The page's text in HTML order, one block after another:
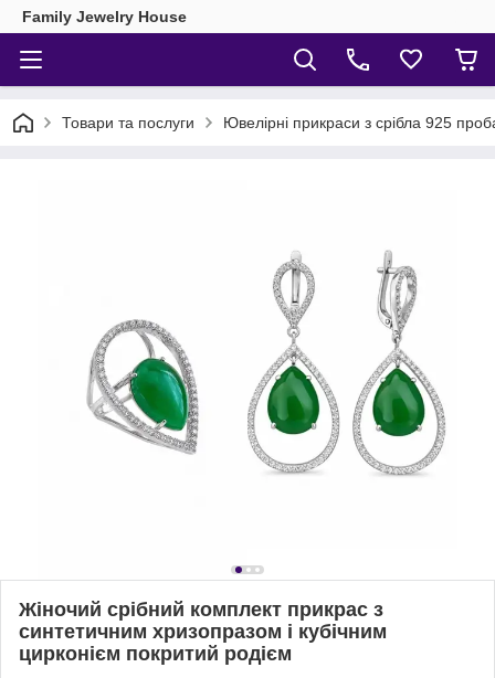
Family Jewelry House
Товари та послуги Ювелірні прикраси з срібла 925
Жіночий срібний комплект прикрас з
синтетичним хризопразом і кубічним
цирконієм покритий родієм